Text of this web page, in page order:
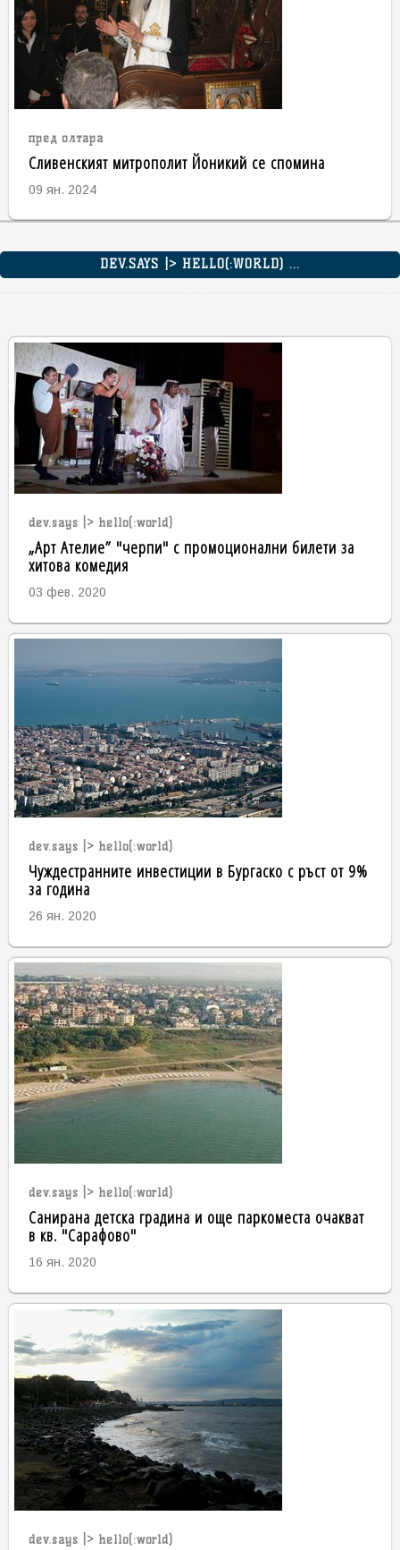
пред олтара
Сливенският митрополит Йоникий се спомина
09 ян. 2024
DEV.SAYS |> HELLO(:WORLD) ...
dev.says |> hello(:world)
„Арт Ателие” "черпи" с промоционални билети за
хитова комедия
03 фев. 2020
dev.says |> hello(:world)
Чуждестранните инвестиции в Бургаско с ръст от 9%
за година
26 ян. 2020
dev.says |> hello(:world)
Санирана детска градина и още паркоместа очакват
в кв. "Сарафово"
16 ян. 2020
dev.says |> hello(:world)